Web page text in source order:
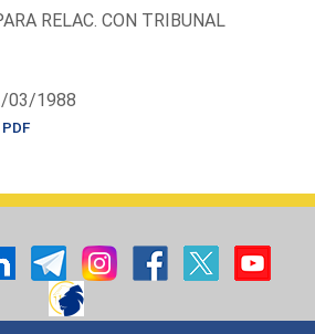
RELAC. CON TRIBUNAL
03/1988
PDF